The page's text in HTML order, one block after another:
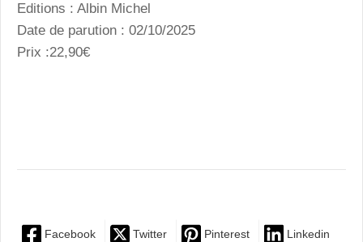
Editions : Albin Michel
Date de parution : 02/10/2025
Prix :22,90€
Facebook Twitter Pinterest Linkedin